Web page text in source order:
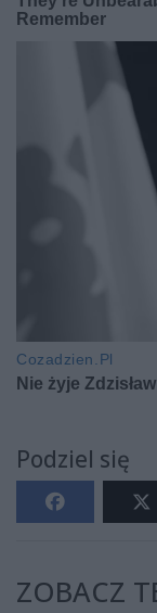
Podziel się
ZOBACZ